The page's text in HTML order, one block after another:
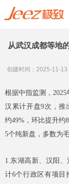
从武汉成都等地
根据中指监测，2025
汉累计开盘9次，推
约49%，环比提升约
5个纯新盘，多数为
1.东湖高新、汉阳
计6个行政区有项目
创建时间： 2025-11-13